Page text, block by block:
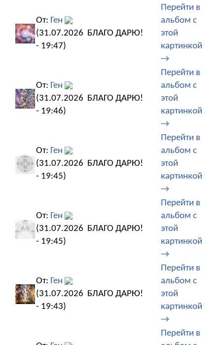
От: Ген
(31.07.2026
- 19:47)
БЛАГО ДАРЮ!
Перейти в
альбом с
этой
картинкой
→
От: Ген
(31.07.2026
- 19:46)
БЛАГО ДАРЮ!
Перейти в
альбом с
этой
картинкой
→
От: Ген
(31.07.2026
- 19:45)
БЛАГО ДАРЮ!
Перейти в
альбом с
этой
картинкой
→
От: Ген
(31.07.2026
- 19:45)
БЛАГО ДАРЮ!
Перейти в
альбом с
этой
картинкой
→
От: Ген
(31.07.2026
- 19:43)
БЛАГО ДАРЮ!
Перейти в
альбом с
этой
картинкой
→
Перейти в